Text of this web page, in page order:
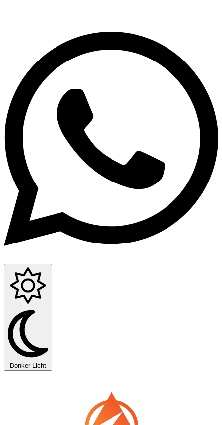
Donker Licht